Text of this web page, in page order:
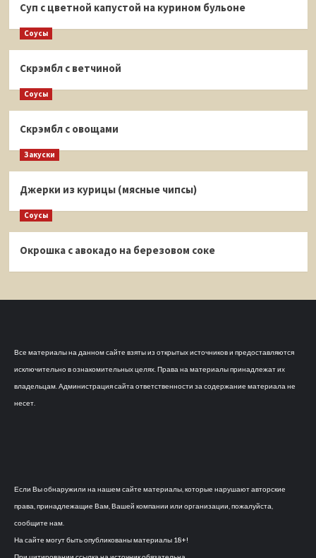
Суп с цветной капустой на курином бульоне
Соусы
Скрэмбл с ветчиной
Соусы
Скрэмбл с овощами
Закуски
Джерки из курицы (мясные чипсы)
Соусы
Окрошка с авокадо на березовом соке
Все материалы на данном сайте взяты из открытых источников и предоставляются
исключительно в ознакомительных целях. Права на материалы принадлежат их
владельцам. Администрация сайта ответственности за содержание материала не
несет.
Если Вы обнаружили на нашем сайте материалы, которые нарушают авторские
права, принадлежащие Вам, Вашей компании или организации, пожалуйста,
сообщите нам.
На сайте могут быть опубликованы материалы 18+!